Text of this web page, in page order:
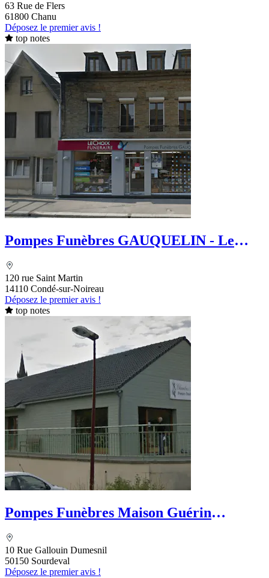
63 Rue de Flers
61800 Chanu
Déposez le premier avis !
top notes
Pompes Funèbres GAUQUELIN - Le
120 rue Saint Martin
14110 Condé-sur-Noireau
Déposez le premier avis !
top notes
Pompes Funèbres Maison Guérin
10 Rue Gallouin Dumesnil
50150 Sourdeval
Déposez le premier avis !